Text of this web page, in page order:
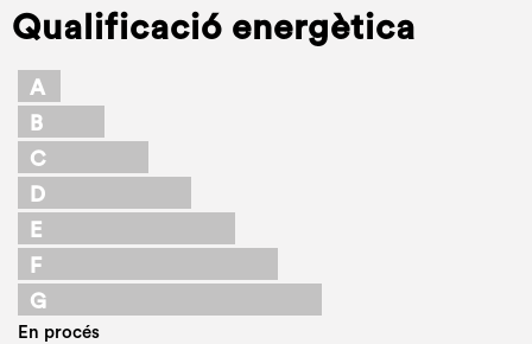
Qualificació energètica
A
B
C
D
E
F
G
En procés